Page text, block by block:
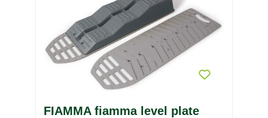
FIAMMA fiamma level plate